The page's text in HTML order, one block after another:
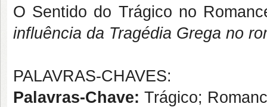
O Sentido do Trágico no
influência da Tragédia Grega no
PALAVRAS-CHAVES:
Palavras-Chave: Trágico;